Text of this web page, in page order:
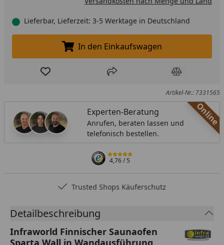
Lieferbar, Lieferzeit: 3-5 Werktage in Deutschland
In den Einkaufswagen legen
In den Einkaufswagen
Produkt zur Wunschliste hinzufügen
Teilen Produkt
Artikel-Nr.: 7331565
Online
Experten-Beratung
Anrufen, beraten lassen und
telefonisch bestellen.
4,76/ 5
Trusted Shops Käuferschutz
Detailbeschreibung
Infraworld Finnischer Saunaofen
Sparta Wall in Wandausführung